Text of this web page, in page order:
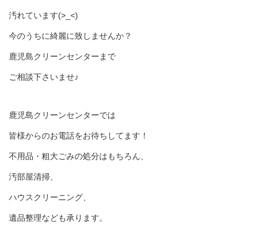
汚れています(>_<)
今のうちに綺麗に致しませんか？
鹿児島クリーンセンターまで
ご相談下さいませ♪
鹿児島クリーンセンターでは
皆様からのお電話をお待ちしてます！
不用品・粗大ごみの処分はもちろん、
汚部屋清掃、
ハウスクリーニング、
遺品整理なども承ります。